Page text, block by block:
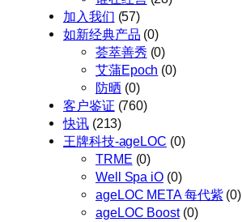
加入我们 (57)
如新经典产品 (0)
荟萃善秀 (0)
艾蒲Epoch (0)
防晒 (0)
客户鉴证 (760)
快讯(213)
王牌科技-ageLOC (0)
TRME (0)
Well Spa iO(0)
ageLOC META 每代紫(0)
ageLOC Boost(0)